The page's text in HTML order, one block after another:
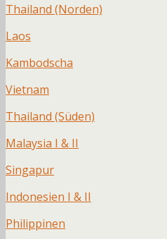
Thailand (Norden)
Laos
Kambodscha
Vietnam
Thailand (Süden)
Malaysia I & II
Singapur
Indonesien I & II
Philippinen